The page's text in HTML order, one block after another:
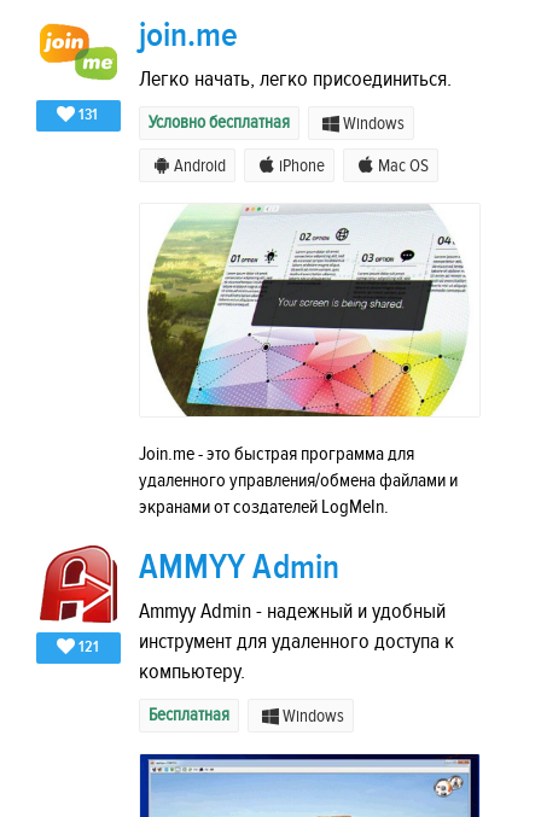
131
join.me
Легко начать, легко присоединиться.
Условно бесплатная Windows
Android iPhone Mac OS
Join.me - это быстрая программа для
удаленного управления/обмена файлами и
экранами от создателей LogMeIn.
121
AMMYY Admin
Ammyy Admin - надежный и удобный
инструмент для удаленного доступа к
компьютеру.
Бесплатная Windows